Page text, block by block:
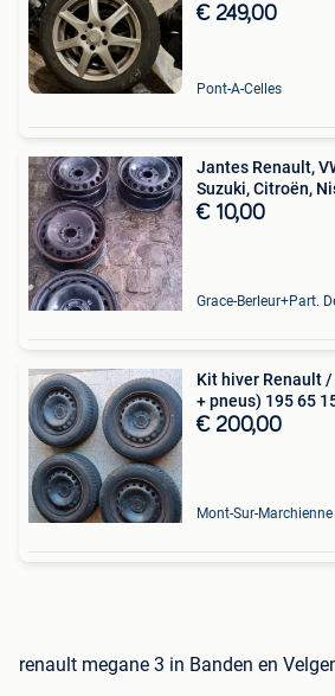
€ 249,00
Pont-A-Celles
Jantes Renault,
Suzuki, Citroën,
€ 10,00
Grace-Berleur+Part.
Kit hiver Renault
+ pneus) 195 65
€ 200,00
Mont-Sur-Marchienne
renault megane 3 in Banden en